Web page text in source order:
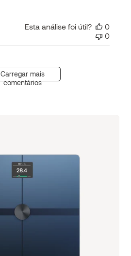
Esta análise foi útil?
0
0
Carregar mais
comentários